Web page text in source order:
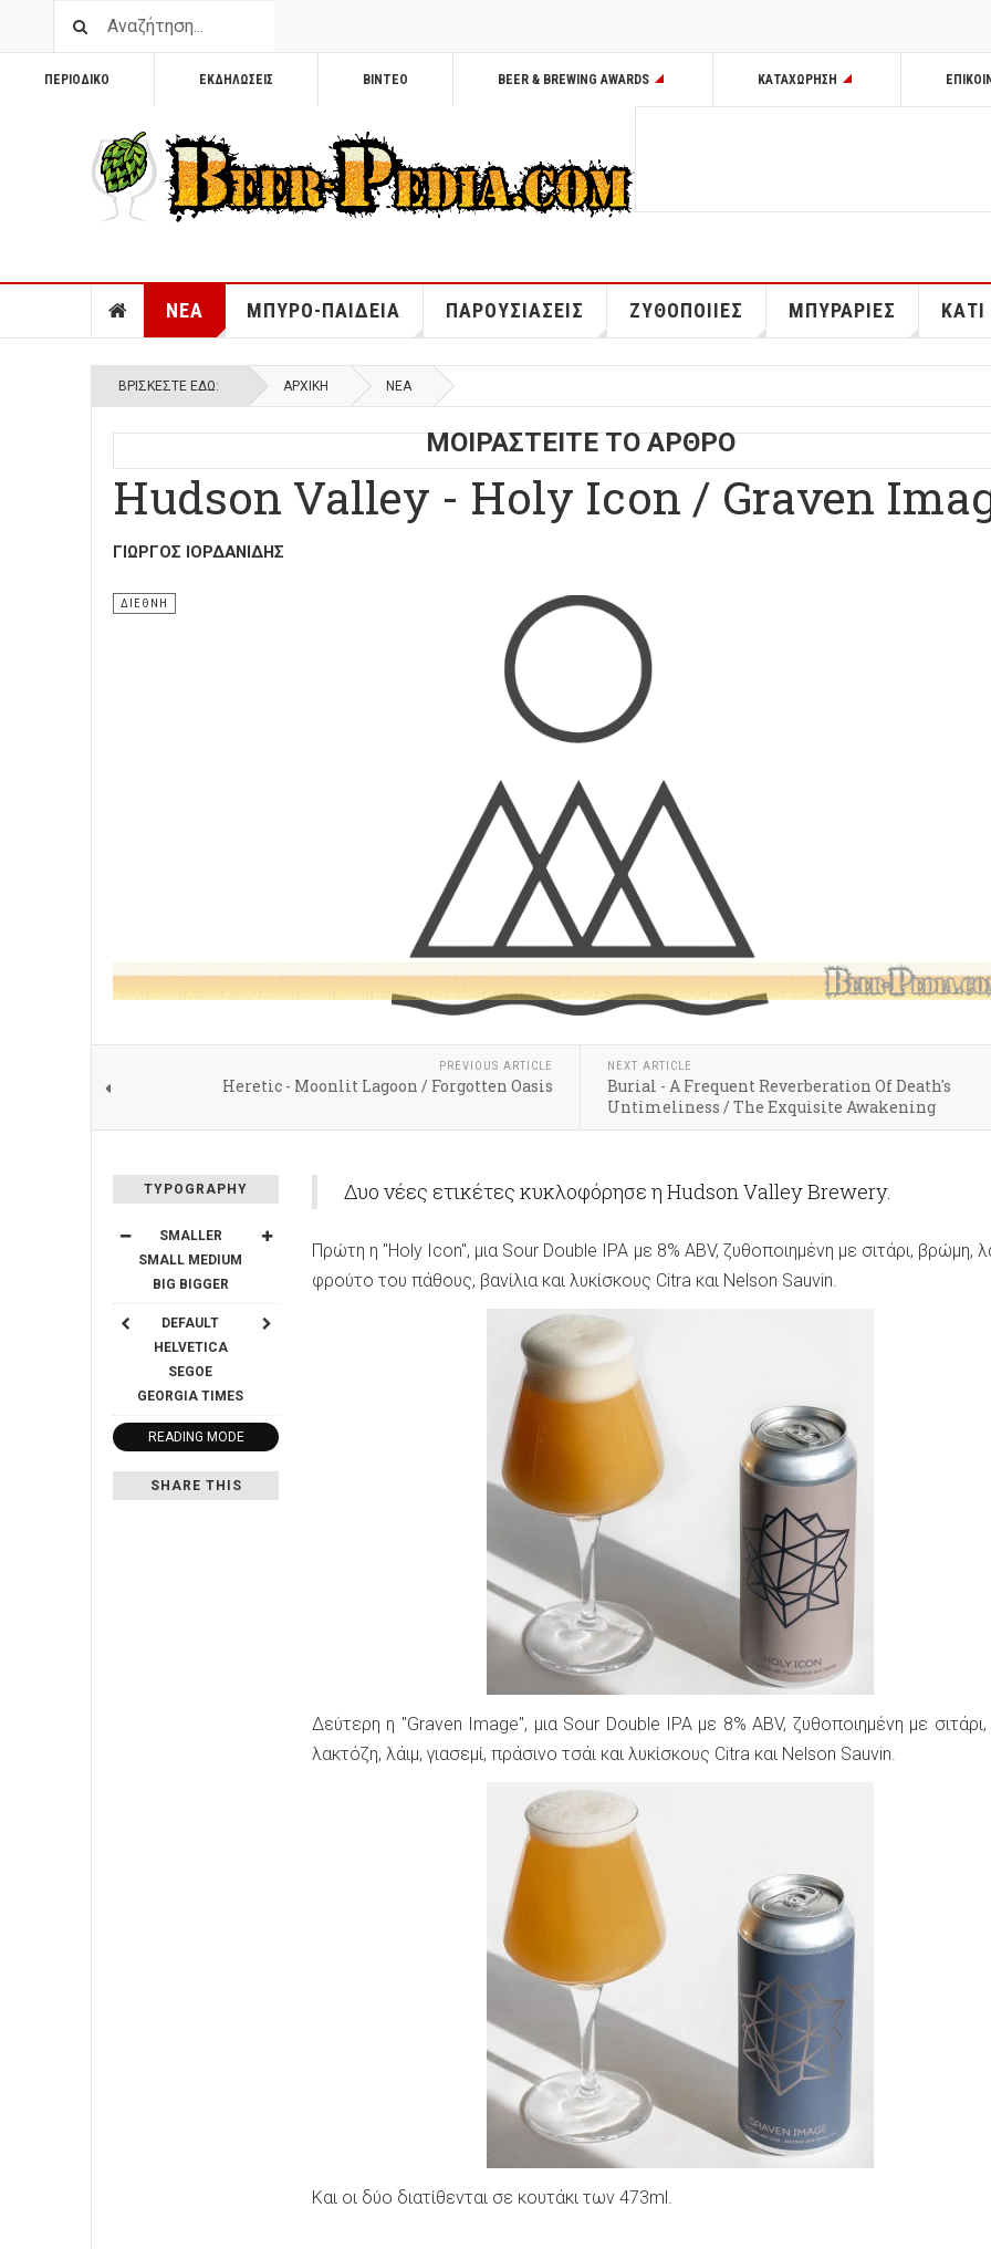
ΠΕΡΙΟΔΙΚΟ ΕΚΔΗΛΩΣΕΙΣ ΒΙΝΤΕΟ BEER & BREWING AWARDS ΚΑΤΑΧΩΡΗΣΗ
ΝΕΑ ΜΠΥΡΟ-ΠΑΙΔΕΙΑ ΠΑΡΟΥΣΙΑΣΕΙΣ ΖΥΘΟΠΟΙΙΕΣ ΜΠΥΡΑΡΙΕΣ
ΒΡΊΣΚΕΣΤΕ ΕΔΏ: ΑΡΧΙΚΉ ΝΕΑ
ΜΟΙΡΑΣΤΕΙΤΕ ΤΟ ΑΡΘΡΟ
Hudson Valley - Holy Icon / Graven
ΓΙΏΡΓΟΣ ΙΟΡΔΑΝΊΔΗΣ
ΔΙΕΘΝΗ
PREVIOUS ARTICLE
Heretic - Moonlit Lagoon / Forgotten Oasis
NEXT ARTICLE
Burial - A Frequent Reverberation Of Death's
Untimeliness / The Exquisite Awakening
TYPOGRAPHY
SMALLER
SMALL MEDIUM
BIG BIGGER
DEFAULT
HELVETICA
SEGOE
GEORGIA TIMES
READING MODE
SHARE THIS
Δυο νέες ετικέτες κυκλοφόρησε η Hudson Valley Brewery.
Πρώτη η "Holy Icon", μια Sour Double IPA με 8% ABV, ζυθοποιημένη με σιτάρι, βρώμη,
φρούτο του πάθους, βανίλια και λυκίσκους Citra και Nelson Sauvin.
Δεύτερη η "Graven Image", μια Sour Double IPA με 8% ABV, ζυθοποιημένη με
λακτόζη, λάιμ, γιασεμί, πράσινο τσάι και λυκίσκους Citra και Nelson Sauvin.
Και οι δύο διατίθενται σε κουτάκι των 473ml.